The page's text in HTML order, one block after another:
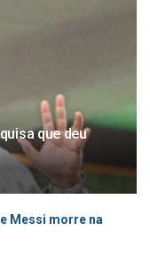
que deu
Messi morre na